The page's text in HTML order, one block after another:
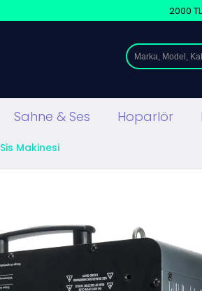
2000
Sahne & Ses Hoparlör
Sis Makinesi